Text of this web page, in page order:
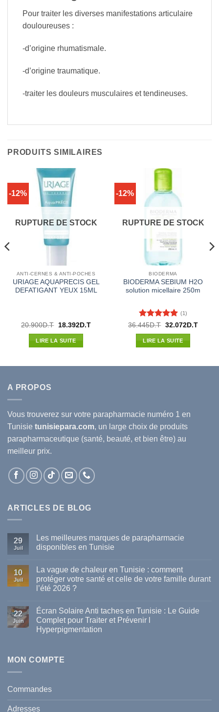
Pour traiter les diverses manifestations articulaire
douloureuses :
-d’origine rhumatismale.
-d’origine traumatique.
-traiter les douleurs musculaires et tendineuses.
PRODUITS SIMILAIRES
-12%
RUPTURE DE STOCK
ANTI-CERNES & ANTI-POCHES
URIAGE AQUAPRECIS GEL
DEFATIGANT YEUX 15ML
20.900D.T
Le
initial
était :
20.900D.T.
18.392D.TLe
LIRE LA SUITE
-12%
RUPTURE DE STOCK
BIODERMA
BIODERMA SEBIUM H2O
solution micellaire 250m
Note5 sur
5
(1)
36.445D.T Le
initial
était :
36.445D.T.
32.072D.TLe
LIRE LA SUITE
A PROPOS
Vous trouverez sur votre parapharmacie numéro 1 en
Tunisie tunisiepara.com, un large choix de produits
parapharmaceutique (santé, beauté, et bien être) au
meilleur prix.
ARTICLES DE BLOG
29
Juil
Les meilleures marques de parapharmacie
disponibles en Tunisie
sur
meilleures
marques
disponibles
en
Tunisie
10
Juil
La vague de chaleur en Tunisie : comment
protéger votre santé et celle de votre famille durant
l’été 2026 ?
sur
La
vague
de
comment
et
celle
de
votre
22
Juin
Écran Solaire Anti taches en Tunisie : Le Guide
Complet pour Traiter et Prévenir l
Hyperpigmentation
Écran
Tunisie
Guide
MON COMPTE
Commandes
Adresses